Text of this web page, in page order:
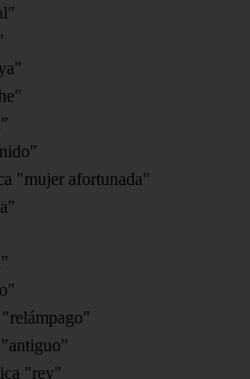
"mujer afortunada"
"rey"